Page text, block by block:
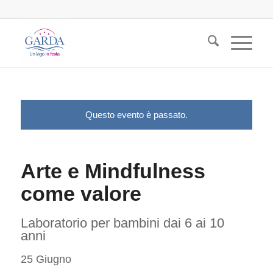
Questo evento è passato.
Arte e Mindfulness
come valore
Laboratorio per bambini dai 6 ai 10
anni
25 Giugno